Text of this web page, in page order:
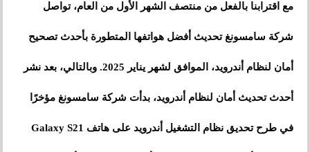
مع اقترابنا بالفعل من منتصف الشهر الأول من العام، تواصل
شركة سامسونغ تحديث أفضل هواتفها المتطورة بأحدث تصحيح
أمان لنظام أندرويد، الموافق لشهر يناير 2025. وبالتالي، بعد نشر
أحدث تحديث أمان لنظام أندرويد، بدأت شركة سامسونغ مؤخرًا
في طرح تحديق نظام التشغيل أندرويد على هاتف Galaxy S21